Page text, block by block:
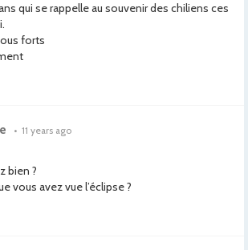
qui se rappelle au souvenir des chiliens ces
forts
• 11 years ago
bien ?
vous avez vue l’éclipse ?